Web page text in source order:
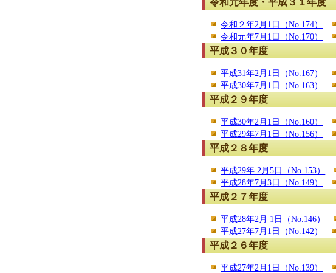
令和２年2月1日（No.174）
令和元年7月1日（No.170）
平成３０年度
平成31年2月1日（No.167）
平成30年7月1日（No.163）
平成２９年度
平成30年2月1日（No.160）
平成29年7月1日（No.156）
平成２８年度
平成29年 2月5日（No.153）
平成28年7月3日（No.149）
平成２７年度
平成28年2月 1日（No.146）
平成27年7月1日（No.142）
平成２６年度
平成27年2月1日（No.139）